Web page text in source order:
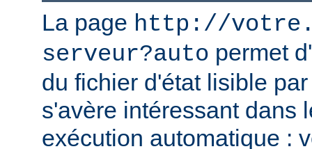
La page http://
serveur?auto permet
du fichier d'état lisible
s'avère intéressant dans
exécution automatique :